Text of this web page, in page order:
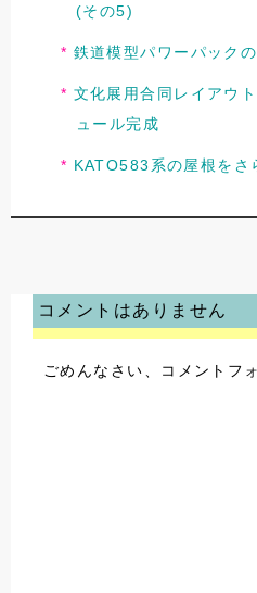
(その5)
鉄道模型パワーパック
文化展用合同レイアウ
ュール完成
KATO583系の屋根をさ
コメントはありません
ごめんなさい、コメントフ